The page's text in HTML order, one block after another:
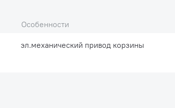
Особенности
эл.механический привод корзины